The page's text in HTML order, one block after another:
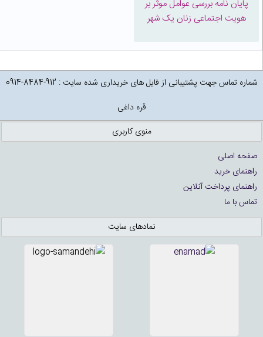
پایان نامه بررسی عوامل موثر بر
هویت اجتماعی زنان یک شهر
شماره تماس جهت پشتیبانی از فایل های خریداری شده سایت : 912-8484-0914
قره داغی
منوی کاربری
صفحه اصلی
راهنمای خرید
راهنمای پرداخت آنلاین
تماس با ما
نمادهای سایت